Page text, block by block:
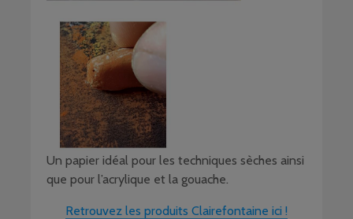
Un papier idéal pour les techniques sèches ainsi
que pour l’acrylique et la gouache.
Retrouvez les produits Clairefontaine ici !